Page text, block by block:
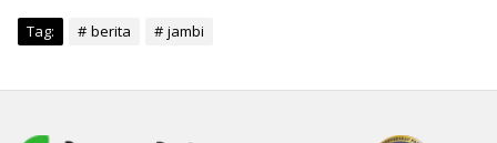
Tag: berita jambi